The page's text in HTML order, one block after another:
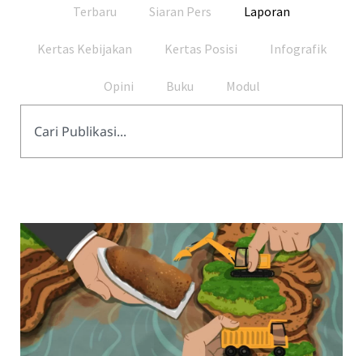
Terbaru Siaran Pers Laporan
Kertas Kebijakan Kertas Posisi Infografik
Opini Buku Modul